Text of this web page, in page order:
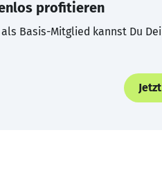
profitieren
als Basis-Mitglied kannst Du